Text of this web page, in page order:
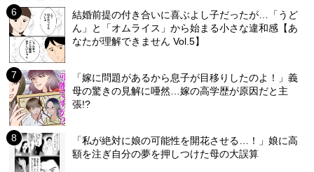
結婚前提の付き合いに喜ぶよし子だったが…「うど
ん」と「オムライス」から始まる小さな違和感【あ
なたが理解できません Vol.5】
「嫁に問題があるから息子が目移りしたのよ！」義
母の驚きの見解に唖然…嫁の高学歴が原因だと主
張!?
「私が絶対に娘の可能性を開花させる…！」娘に高
額を注ぎ自分の夢を押しつけた母の大誤算